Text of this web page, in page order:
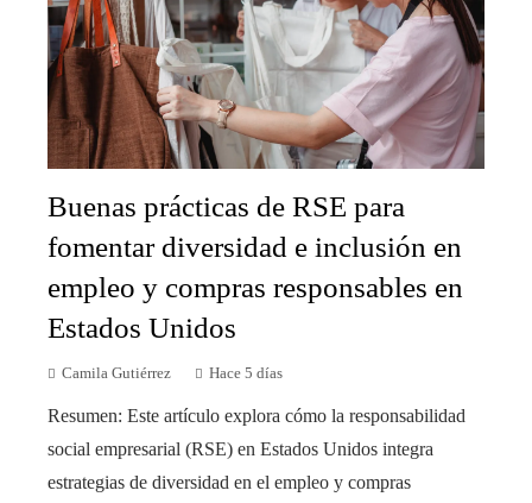
Buenas prácticas de RSE para
fomentar diversidad e inclusión en
empleo y compras responsables en
Estados Unidos
Camila Gutiérrez Hace 5 días
Resumen: Este artículo explora cómo la responsabilidad
social empresarial (RSE) en Estados Unidos integra
estrategias de diversidad en el empleo y compras